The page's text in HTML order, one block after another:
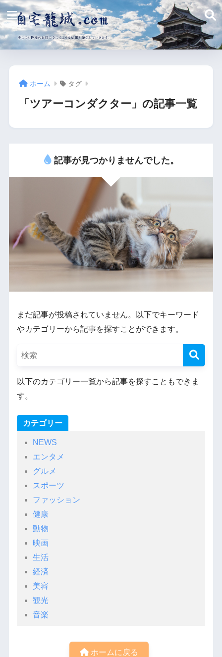
ホーム タグ
「ツアーコンダクター」の記事一覧
記事が見つかりませんでした。
まだ記事が投稿されていません。以下でキーワード
やカテゴリーから記事を探すことができます。
以下のカテゴリー一覧から記事を探すこともできま
す。
カテゴリー
NEWS
エンタメ
グルメ
スポーツ
ファッション
健康
動物
映画
生活
経済
美容
観光
音楽
ホームに戻る